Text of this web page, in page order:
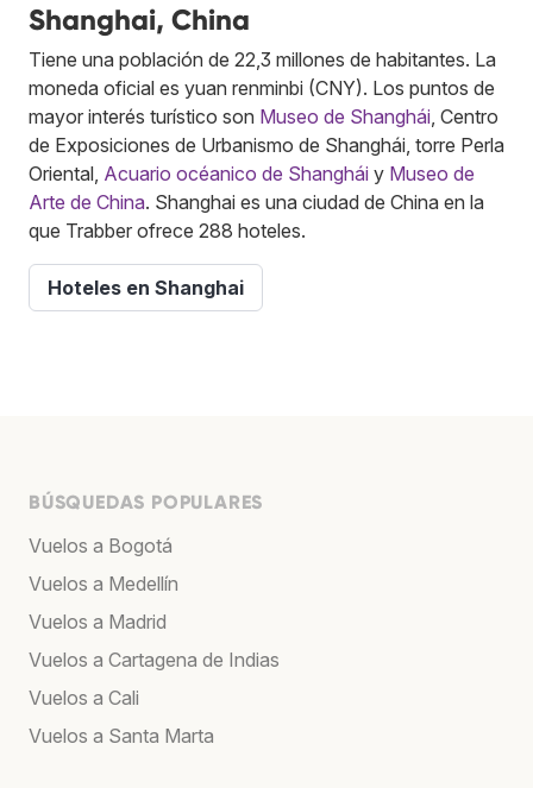
Shanghai, China
Tiene una población de 22,3 millones de habitantes. La
moneda oficial es yuan renminbi (CNY). Los puntos de
mayor interés turístico son Museo de Shanghái , Centro
de Exposiciones de Urbanismo de Shanghái, torre Perla
Oriental, Acuario océanico de Shanghái y Museo de
Arte de China. Shanghai es una ciudad de China en la
que Trabber ofrece 288 hoteles.
Hoteles en Shanghai
BÚSQUEDAS POPULARES
Vuelos a Bogotá
Vuelos a Medellín
Vuelos a Madrid
Vuelos a Cartagena de Indias
Vuelos a Cali
Vuelos a Santa Marta